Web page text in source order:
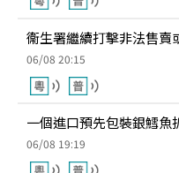
衞生署繼續打擊非法售賣
06/08 20:15
一個進口預先包裝銀鱈魚
06/08 19:19